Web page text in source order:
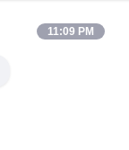
11:09 PM